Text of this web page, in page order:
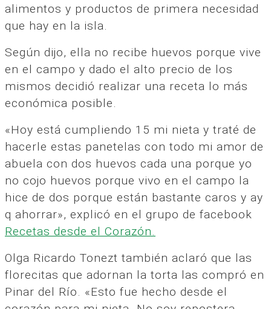
alimentos y productos de primera necesidad
que hay en la isla.
Según dijo, ella no recibe huevos porque vive
en el campo y dado el alto precio de los
mismos decidió realizar una receta lo más
económica posible.
«Hoy está cumpliendo 15 mi nieta y traté de
hacerle estas panetelas con todo mi amor de
abuela con dos huevos cada una porque yo
no cojo huevos porque vivo en el campo la
hice de dos porque están bastante caros y ay
q ahorrar», explicó en el grupo de facebook
Recetas desde el Corazón.
Olga Ricardo Tonezt también aclaró que las
florecitas que adornan la torta las compró en
Pinar del Río. «Esto fue hecho desde el